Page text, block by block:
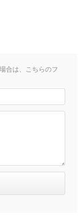
合は、こちらのフ